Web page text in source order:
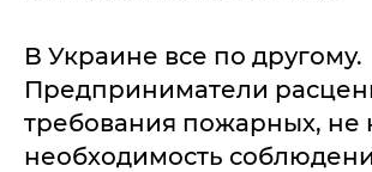
В Украине все по другому.
Предприниматели
требования пожарных, не
необходимость